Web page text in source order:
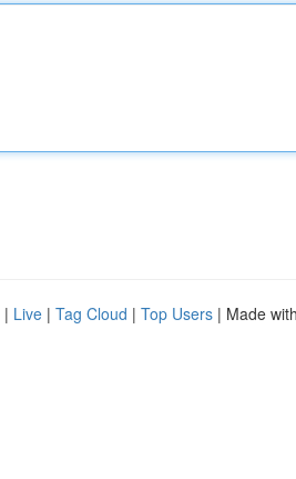
| Live | Tag Cloud | Top Users | Made with